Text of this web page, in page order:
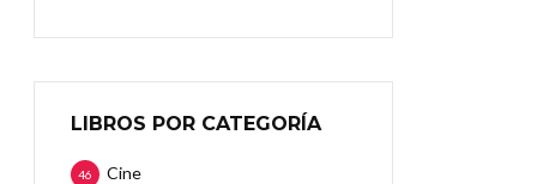
LIBROS POR CATEGORÍA
Cine
46